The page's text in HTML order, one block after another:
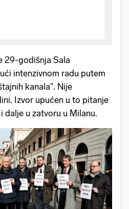
29-godišnja Sala
intenzivnom radu putem
kanala". Nije
Izvor upućen u to pitanje
dalje u zatvoru u Milanu.